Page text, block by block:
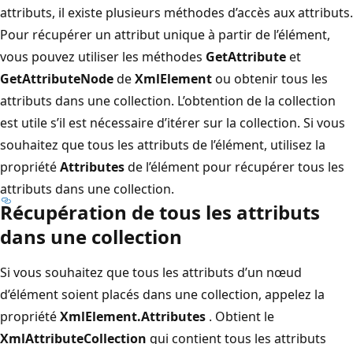
attributs, il existe plusieurs méthodes d’accès aux attributs.
Pour récupérer un attribut unique à partir de l’élément,
vous pouvez utiliser les méthodes GetAttributeet
GetAttributeNodedeXmlElementou obtenir tous les
attributs dans une collection. L’obtention de la collection
est utile s’il est nécessaire d’itérer sur la collection. Si vous
souhaitez que tous les attributs de l’élément, utilisez la
propriétéAttributesde l’élément pour récupérer tous les
attributs dans une collection.
Récupération de tous les attributs
dans une collection
Si vous souhaitez que tous les attributs d’un nœud
d’élément soient placés dans une collection, appelez la
propriétéXmlElement.Attributes . Obtient le
XmlAttributeCollection qui contient tous les attributs